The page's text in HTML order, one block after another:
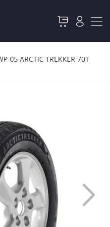
05 ARCTIC TREKKER 70T